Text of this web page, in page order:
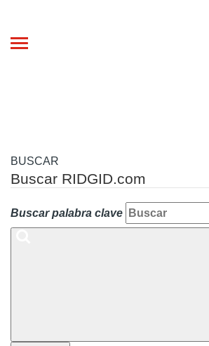
Toggle
BUSCAR
Buscar RIDGID.com
Buscar palabra clave